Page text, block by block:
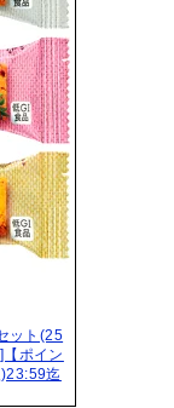
ット(25
ポイン
迄